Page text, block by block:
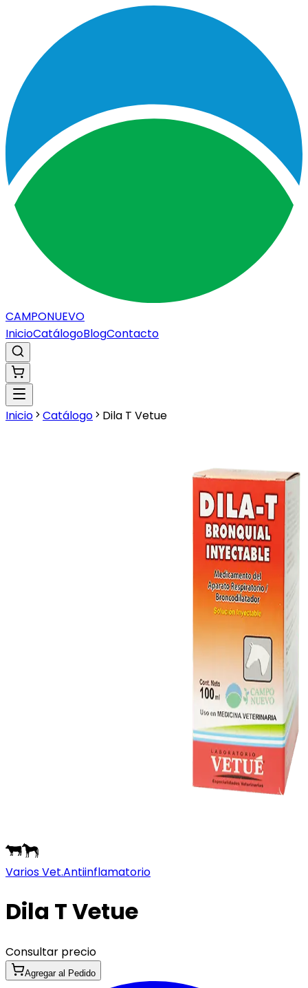
CAMPONUEVO
InicioCatálogoBlogContacto
Inicio Catálogo Dila T Vetue
Varios Vet.Antiinflamatorio
Dila T Vetue
Consultar precio
Agregar al Pedido